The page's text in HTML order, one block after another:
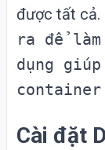
được tất cả.
ra để
dụng
Cài đặt